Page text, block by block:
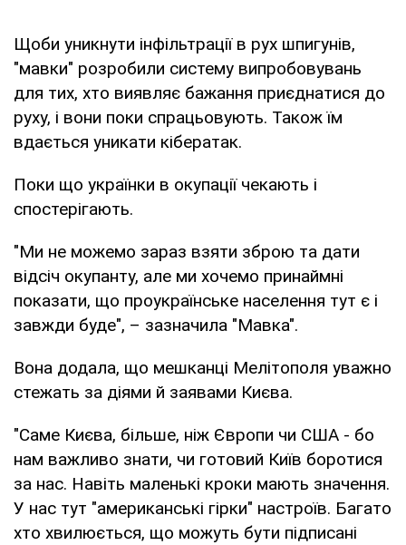
Щоби уникнути інфільтрації в рух шпигунів,
"мавки" розробили систему випробовувань
для тих, хто виявляє бажання приєднатися до
руху, і вони поки спрацьовують. Також їм
вдається уникати кібератак.
Поки що українки в окупації чекають і
спостерігають.
"Ми не можемо зараз взяти зброю та дати
відсіч окупанту, але ми хочемо принаймні
показати, що проукраїнське населення тут є і
завжди буде", – зазначила "Мавка".
Вона додала, що мешканці Мелітополя уважно
стежать за діями й заявами Києва.
"Саме Києва, більше, ніж Європи чи США - бо
нам важливо знати, чи готовий Київ боротися
за нас. Навіть маленькі кроки мають значення.
У нас тут "американські гірки" настроїв. Багато
хто хвилюється, що можуть бути підписані